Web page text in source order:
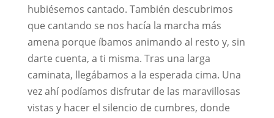
hubiésemos cantado. También descubrimos
que cantando se nos hacía la marcha más
amena porque íbamos animando al resto y, sin
darte cuenta, a ti misma. Tras una larga
caminata, llegábamos a la esperada cima. Una
vez ahí podíamos disfrutar de las maravillosas
vistas y hacer el silencio de cumbres, donde